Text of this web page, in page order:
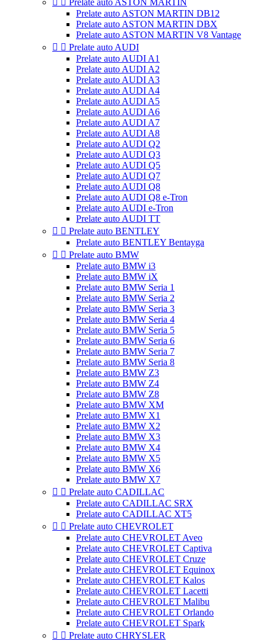
  Prelate auto ASTON MARTIN
Prelate auto ASTON MARTIN DB12
Prelate auto ASTON MARTIN DBX
Prelate auto ASTON MARTIN V8 Vantage
  Prelate auto AUDI
Prelate auto AUDI A1
Prelate auto AUDI A2
Prelate auto AUDI A3
Prelate auto AUDI A4
Prelate auto AUDI A5
Prelate auto AUDI A6
Prelate auto AUDI A7
Prelate auto AUDI A8
Prelate auto AUDI Q2
Prelate auto AUDI Q3
Prelate auto AUDI Q5
Prelate auto AUDI Q7
Prelate auto AUDI Q8
Prelate auto AUDI Q8 e-Tron
Prelate auto AUDI e-Tron
Prelate auto AUDI TT
  Prelate auto BENTLEY
Prelate auto BENTLEY Bentayga
  Prelate auto BMW
Prelate auto BMW i3
Prelate auto BMW iX
Prelate auto BMW Seria 1
Prelate auto BMW Seria 2
Prelate auto BMW Seria 3
Prelate auto BMW Seria 4
Prelate auto BMW Seria 5
Prelate auto BMW Seria 6
Prelate auto BMW Seria 7
Prelate auto BMW Seria 8
Prelate auto BMW Z3
Prelate auto BMW Z4
Prelate auto BMW Z8
Prelate auto BMW XM
Prelate auto BMW X1
Prelate auto BMW X2
Prelate auto BMW X3
Prelate auto BMW X4
Prelate auto BMW X5
Prelate auto BMW X6
Prelate auto BMW X7
  Prelate auto CADILLAC
Prelate auto CADILLAC SRX
Prelate auto CADILLAC XT5
  Prelate auto CHEVROLET
Prelate auto CHEVROLET Aveo
Prelate auto CHEVROLET Captiva
Prelate auto CHEVROLET Cruze
Prelate auto CHEVROLET Equinox
Prelate auto CHEVROLET Kalos
Prelate auto CHEVROLET Lacetti
Prelate auto CHEVROLET Malibu
Prelate auto CHEVROLET Orlando
Prelate auto CHEVROLET Spark
  Prelate auto CHRYSLER